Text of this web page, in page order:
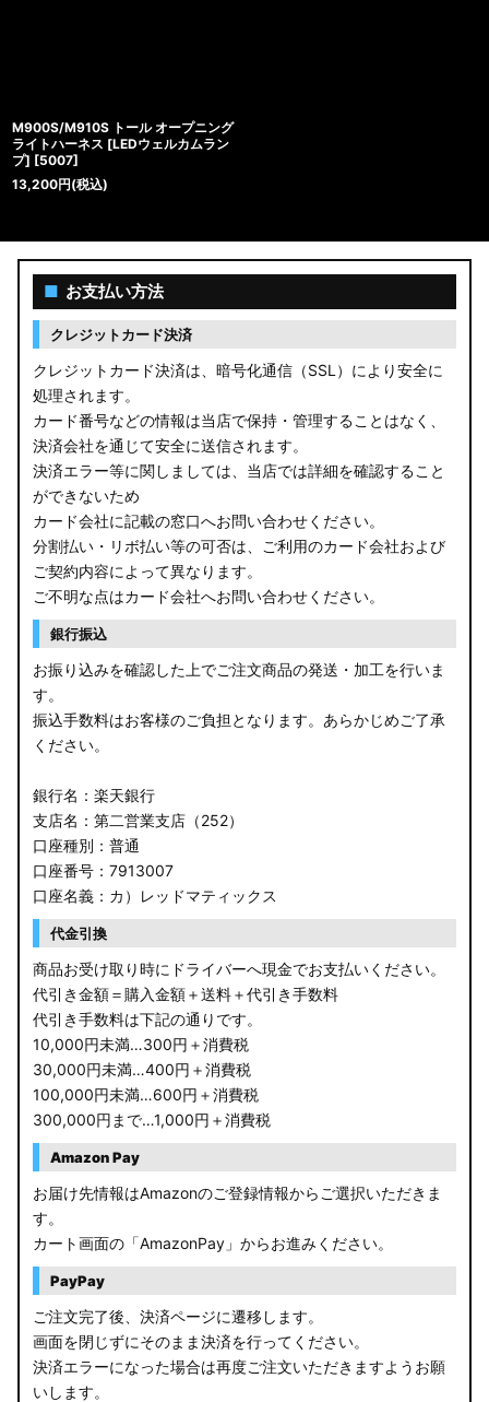
M900S/M910S トール オープニング
ライトハーネス [LEDウェルカムラン
プ] [5007]
13,200円(税込)
■ お支払い方法
クレジットカード決済
クレジットカード決済は、暗号化通信（SSL）により安全に
処理されます。
カード番号などの情報は当店で保持・管理することはなく、
決済会社を通じて安全に送信されます。
決済エラー等に関しましては、当店では詳細を確認すること
ができないため
カード会社に記載の窓口へお問い合わせください。
分割払い・リボ払い等の可否は、ご利用のカード会社および
ご契約内容によって異なります。
ご不明な点はカード会社へお問い合わせください。
銀行振込
お振り込みを確認した上でご注文商品の発送・加工を行いま
す。
振込手数料はお客様のご負担となります。あらかじめご了承
ください。
銀行名：楽天銀行
支店名：第二営業支店（252）
口座種別：普通
口座番号：7913007
口座名義：カ）レッドマティックス
代金引換
商品お受け取り時にドライバーへ現金でお支払いください。
代引き金額＝購入金額＋送料＋代引き手数料
代引き手数料は下記の通りです。
10,000円未満…300円＋消費税
30,000円未満…400円＋消費税
100,000円未満…600円＋消費税
300,000円まで…1,000円＋消費税
Amazon Pay
お届け先情報はAmazonのご登録情報からご選択いただきま
す。
カート画面の「AmazonPay」からお進みください。
PayPay
ご注文完了後、決済ページに遷移します。
画面を閉じずにそのまま決済を行ってください。
決済エラーになった場合は再度ご注文いただきますようお願
いします。